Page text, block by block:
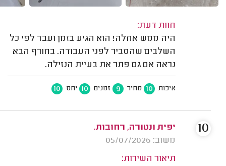
חוות דעת:
היה ממש אחלה! הוא הגיע בזמן ועבד לפי כל
השלבים שהסביר לפני העבודה. בחורף הבא
נראה אם גם פתר את בעיית הנזילה.
איכות 10 מחיר 9 זמנים 10 יחס 10
יפית ונטורה, רחובות.
משוב: 05/07/2026
תיאור השירות:
10